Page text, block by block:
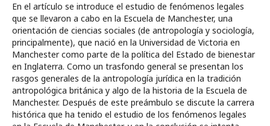
En el artículo se introduce el estudio de fenómenos legales
que se llevaron a cabo en la Escuela de Manchester, una
orientación de ciencias sociales (de antropología y sociología,
principalmente), que nació en la Universidad de Victoria en
Manchester como parte de la política del Estado de bienestar
en Inglaterra. Como un trasfondo general se presentan los
rasgos generales de la antropología jurídica en la tradición
antropológica británica y algo de la historia de la Escuela de
Manchester. Después de este preámbulo se discute la carrera
histórica que ha tenido el estudio de los fenómenos legales